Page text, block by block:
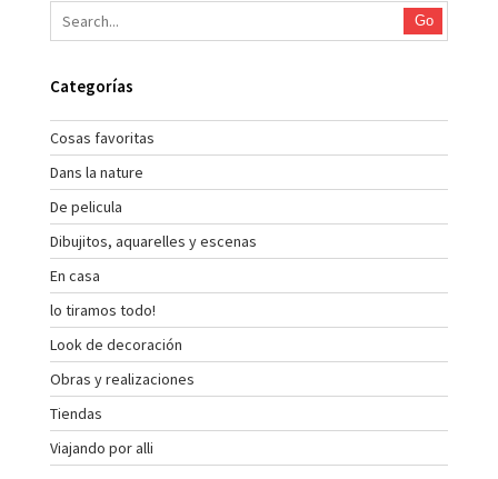
Go
Categorías
Cosas favoritas
Dans la nature
De pelicula
Dibujitos, aquarelles y escenas
En casa
lo tiramos todo!
Look de decoración
Obras y realizaciones
Tiendas
Viajando por alli